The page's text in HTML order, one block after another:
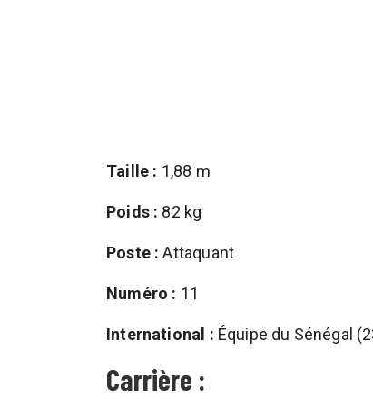
Taille : 1,88 m
Poids : 82 kg
Poste : Attaquant
Numéro : 11
International : Équipe du Sénégal
Carrière :